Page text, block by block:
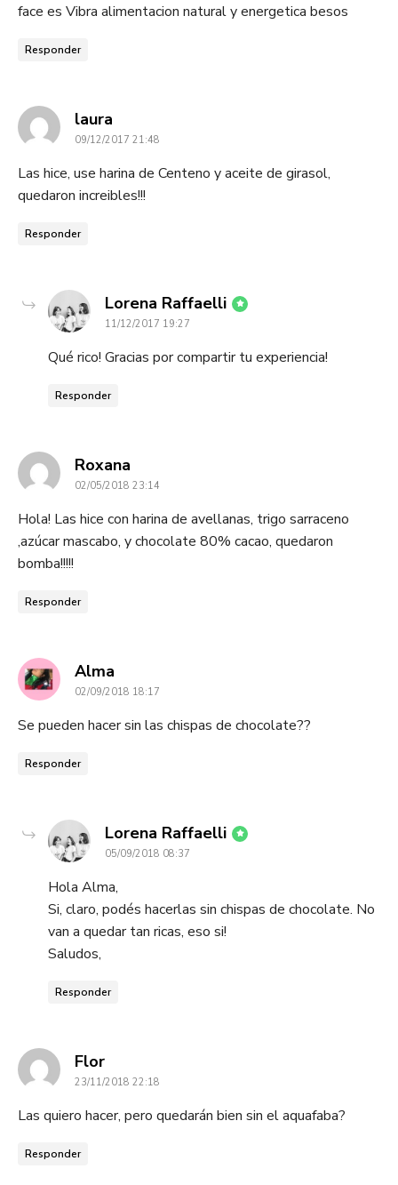
face es Vibra alimentacion natural y energetica besos
Responder
laura
09/12/2017 21:48
Las hice, use harina de Centeno y aceite de girasol,
quedaron increibles!!!
Responder
Lorena Raffaelli dice:
11/12/2017 19:27
Qué rico! Gracias por compartir tu experiencia!
Responder
Roxana
02/05/2018 23:14
Hola! Las hice con harina de avellanas, trigo sarraceno
,azúcar mascabo, y chocolate 80% cacao, quedaron
bomba!!!!!
Responder
Alma
02/09/2018 18:17
Se pueden hacer sin las chispas de chocolate??
Responder
Lorena Raffaelli dice:
05/09/2018 08:37
Hola Alma,
Si, claro, podés hacerlas sin chispas de chocolate. No
van a quedar tan ricas, eso si!
Saludos,
Responder
Flordice:
23/11/2018 22:18
Las quiero hacer, pero quedarán bien sin el aquafaba?
Responder